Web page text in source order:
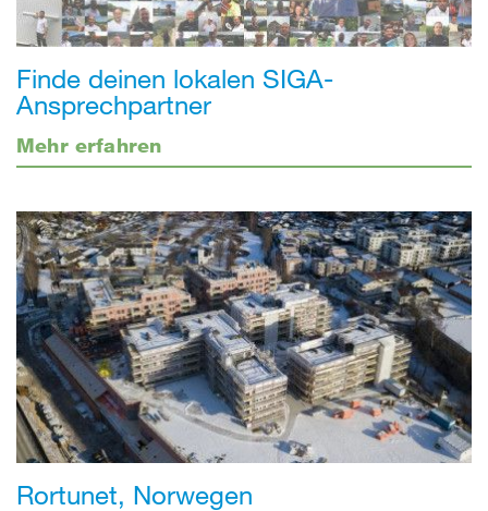
Finde deinen lokalen SIGA-
Ansprechpartner
Mehr erfahren
Rortunet, Norwegen